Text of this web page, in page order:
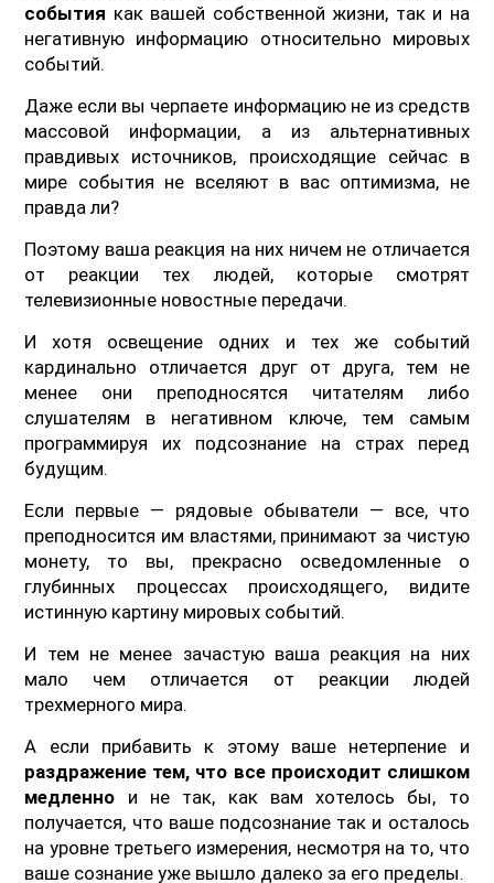
события как вашей собственной жизни, так и на
негативную информацию относительно мировых
событий.
Даже если вы черпаете информацию не из средств
массовой информации, а из альтернативных
правдивых источников, происходящие сейчас в
мире события не вселяют в вас оптимизма, не
правда ли?
Поэтому ваша реакция на них ничем не отличается
от реакции тех людей, которые смотрят
телевизионные новостные передачи.
И хотя освещение одних и тех же событий
кардинально отличается друг от друга, тем не
менее они преподносятся читателям либо
слушателям в негативном ключе, тем самым
программируя их подсознание на страх перед
будущим.
Если первые — рядовые обыватели — все, что
преподносится им властями, принимают за чистую
монету, то вы, прекрасно осведомленные о
глубинных процессах происходящего, видите
истинную картину мировых событий.
И тем не менее зачастую ваша реакция на них
мало чем отличается от реакции людей
трехмерного мира.
А если прибавить к этому ваше нетерпение и
раздражение тем, что все происходит слишком
медленно и не так, как вам хотелось бы, то
получается, что ваше подсознание так и осталось
на уровне третьего измерения, несмотря на то, что
ваше сознание уже вышло далеко за его пределы.